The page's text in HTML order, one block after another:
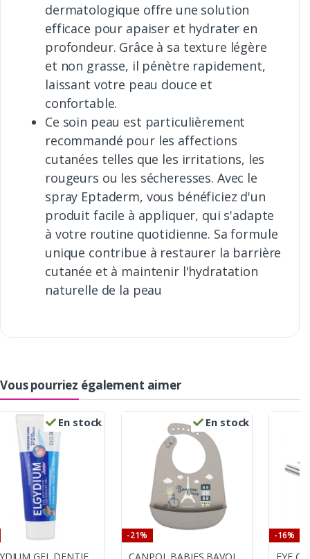
dermatologique offre une solution
efficace pour apaiser et hydrater en
profondeur. Grâce à sa texture légère
et non grasse, il pénètre rapidement,
laissant votre peau douce et
confortable.
Ce soin peau est particulièrement
recommandé pour les affections
cutanées telles que les irritations, les
rougeurs ou les sécheresses. Avec le
spray Eptaderm, vous bénéficiez d'un
produit facile à appliquer, qui s'adapte
à votre routine quotidienne. Sa formule
unique contribue à restaurer la barrière
cutanée et à maintenir l'hydratation
naturelle de la peau
Vous pourriez également aimer
En stock En stock
-21% -16%